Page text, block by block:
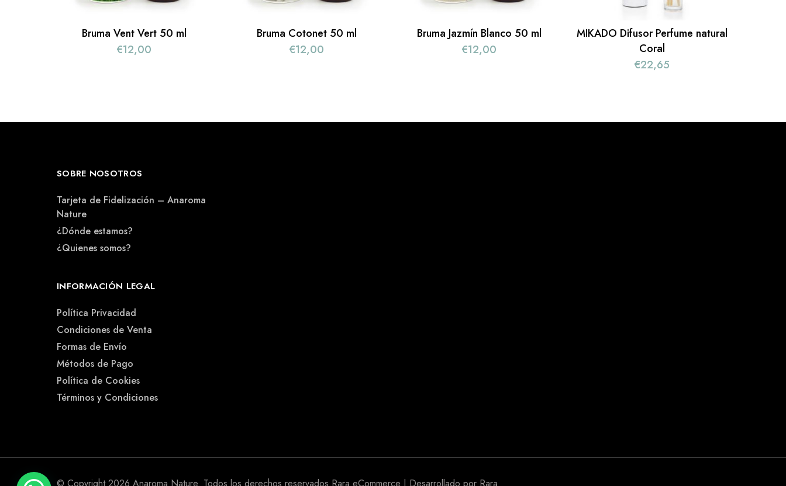
Bruma Vent Vert 50 ml
€12,00
Bruma Cotonet 50 ml
€12,00
Bruma Jazmín Blanco 50 ml
€12,00
MIKADO Difusor Perfume natural
Coral
€22,65
SOBRE NOSOTROS
Tarjeta de Fidelización – Anaroma
Nature
¿Dónde estamos?
¿Quienes somos?
INFORMACIÓN LEGAL
Política Privacidad
Condiciones de Venta
Formas de Envío
Métodos de Pago
Política de Cookies
Términos y Condiciones
© Copyright 2026 Anaroma Nature. Todos los derechos reservados.Rara eCommerce | Desarrollado por Rara